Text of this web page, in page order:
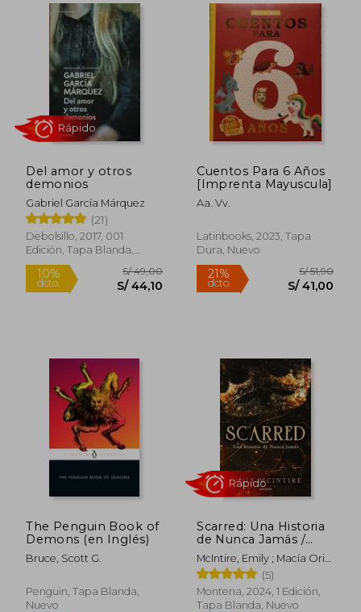
Rápido
Del amor y otros
demonios
Gabriel García Márquez
(21)
Debolsillo, 2017, 001
Edición, Tapa Blanda,
Nuevo
Cuentos Para 6 Años
[Imprenta Mayuscula]
Aa. Vv.
Latinbooks, 2023, Tapa
Dura, Nuevo
The Penguin Book of
Demons (en Inglés)
Bruce, Scott G.
Penguin, Tapa Blanda,
Nuevo
Scarred: Una Historia
de Nunca Jamás /
Scarred: A Never After
Story
McIntire, Emily ; Macía Orio,
Cristina
(5)
Montena, 2024, 1 Edición,
Tapa Blanda, Nuevo